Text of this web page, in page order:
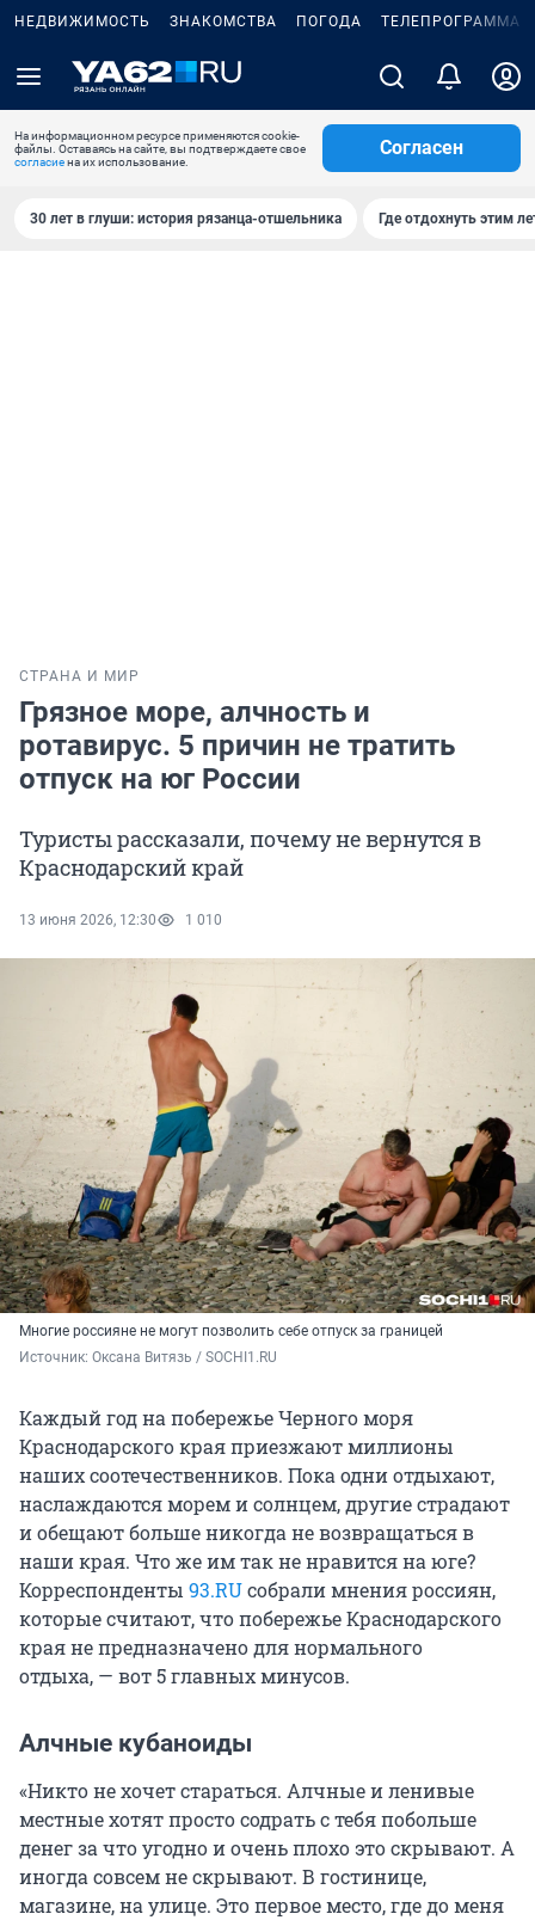
НЕДВИЖИМОСТЬ ЗНАКОМСТВА ПОГОДА ТЕЛЕПРОГРАММА
На информационном ресурсе применяются cookie-
файлы. Оставаясь на сайте, вы подтверждаете свое
согласиена их использование.
Согласен
30 лет в глуши: история рязанца-отшельника Где отдохнуть этим
СТРАНА И МИР
Грязное море, алчность и
ротавирус. 5 причин не тратить
отпуск на юг России
Туристы рассказали, почему не вернутся в
Краснодарский край
13 июня 2026, 12:30 1 010
Многие россияне не могут позволить себе отпуск за границей
Источник: Оксана Витязь / SOCHI1.RU
Каждый год на побережье Черного моря
Краснодарского края приезжают миллионы
наших соотечественников. Пока одни отдыхают,
наслаждаются морем и солнцем, другие страдают
и обещают больше никогда не возвращаться в
наши края. Что же им так не нравится на юге?
Корреспонденты 93.RUсобрали мнения россиян,
которые считают, что побережье Краснодарского
края не предназначено для нормального
отдыха, — вот 5 главных минусов.
Алчные кубаноиды
«Никто не хочет стараться. Алчные и ленивые
местные хотят просто содрать с тебя побольше
денег за что угодно и очень плохо это скрывают. А
иногда совсем не скрывают. В гостинице,
магазине, на улице. Это первое место, где до меня